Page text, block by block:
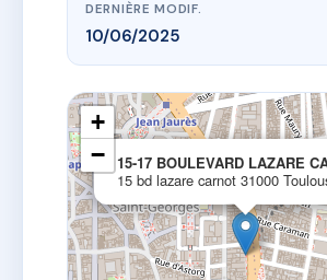
DERNIÈRE MODIF.
10/06/2025
15-17 BOULEVARD LAZARE
15 bd lazare carnot 31000
+
−